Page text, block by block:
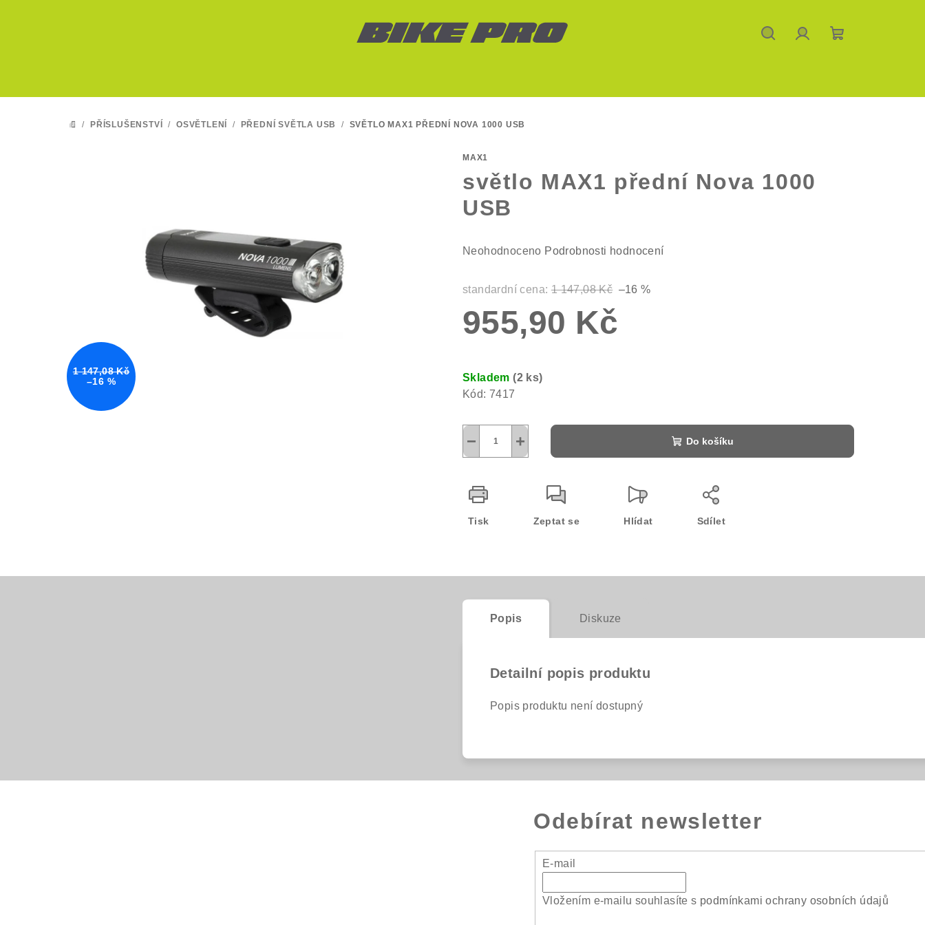
košík
DOMŮ
/ PŘÍSLUŠENSTVÍ / OSVĚTLENÍ / PŘEDNÍ SVĚTLA USB / SVĚTLO MAX1 PŘEDNÍ NOVA 1000 USB
MAX1
světlo MAX1 přední Nova 1000
USB
Průměrné
produktu
0,0
z
Neohodnoceno Podrobnosti hodnocení
standardní cena: 1 147,08 Kč –16 %
955,90 Kč
cena:
Skladem(2 ks)
Kód: 7417
+
− Do košíku
Tisk Zeptat se Hlídat Sdílet
1 147,08 Kč
–16 %
Popis Diskuze
Detailní popis produktu
Popis produktu není dostupný
Odebírat newsletter
E-mail
Vložením e-mailu souhlasíte s podmínkami ochrany osobních údajů